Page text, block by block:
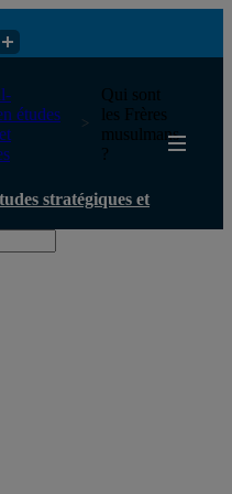
et diplomatiques
études
Qui sont
les Frères
musulmans
?
stratégiques et